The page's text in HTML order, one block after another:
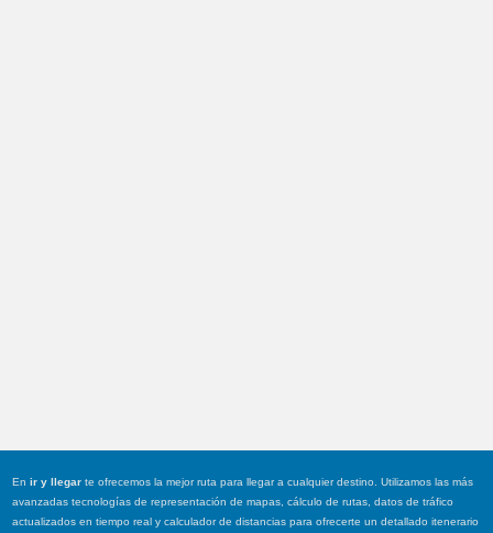
Enir y llegar te ofrecemos la mejor ruta para llegar a cualquier destino. Utilizamos las más
avanzadas tecnologías de representación de mapas, cálculo de rutas, datos de tráfico
actualizados en tiempo real y calculador de distancias para ofrecerte un detallado itenerario